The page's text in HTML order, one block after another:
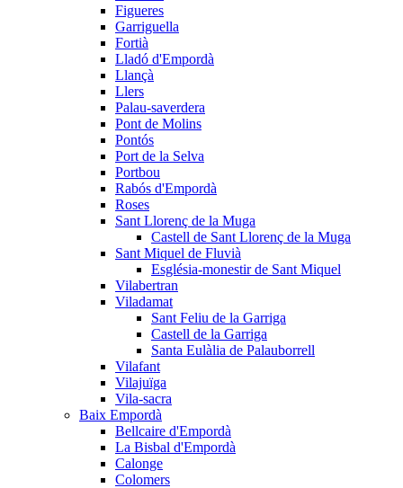
Figueres
Garriguella
Fortià
Lladó d'Empordà
Llançà
Llers
Palau-saverdera
Pont de Molins
Pontós
Port de la Selva
Portbou
Rabós d'Empordà
Roses
Sant Llorenç de la Muga
Castell de Sant Llorenç de la Muga
Sant Miquel de Fluvià
Església-monestir de Sant Miquel
Vilabertran
Viladamat
Sant Feliu de la Garriga
Castell de la Garriga
Santa Eulàlia de Palauborrell
Vilafant
Vilajuïga
Vila-sacra
Baix Empordà
Bellcaire d'Empordà
La Bisbal d'Empordà
Calonge
Colomers